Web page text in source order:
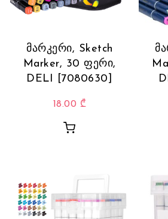
მარკერი, Sketch
Marker, 30 ფერი,
DELI [7080630]
18.00 ₾